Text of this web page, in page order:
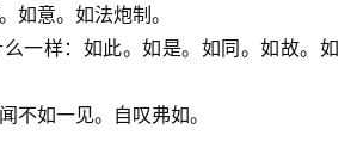
意。如法炮制。
一样：如此。如是。如同。如故。如
如一见。自叹弗如。